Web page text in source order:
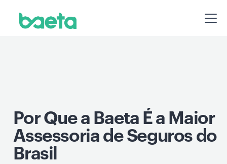
Por Que a Baeta É a Maior
Assessoria de Seguros do
Brasil